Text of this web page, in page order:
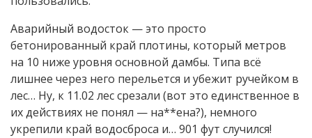
Аварийный водосток — это просто
бетонированный край плотины, который метров
на 10 ниже уровня основной дамбы. Типа всё
лишнее через него перельется и убежит ручейком в
лес… Ну, к 11.02 лес срезали (вот это единственное в
их действиях не понял — на**ена?), немного
укрепили край водосброса и… 901 фут случился!